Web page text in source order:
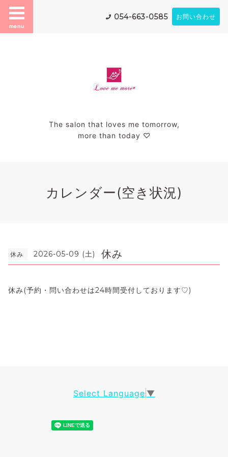
menu
054-663-0585 お問い合わせ
The salon that loves me tomorrow,
more than today ♡
カレンダー(空き状況)
休み 2026-05-09 (土) 休み
休み(予約・問い合わせは24時間受付しております♡)
Select Language ▼